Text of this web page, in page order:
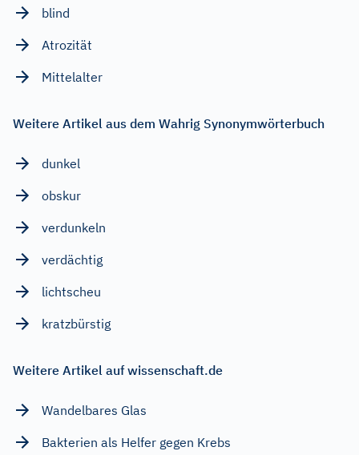
blind
Atrozität
Mittelalter
Weitere Artikel aus dem Wahrig Synonymwörterbuch
dunkel
obskur
verdunkeln
verdächtig
lichtscheu
kratzbürstig
Weitere Artikel auf wissenschaft.de
Wandelbares Glas
Bakterien als Helfer gegen Krebs